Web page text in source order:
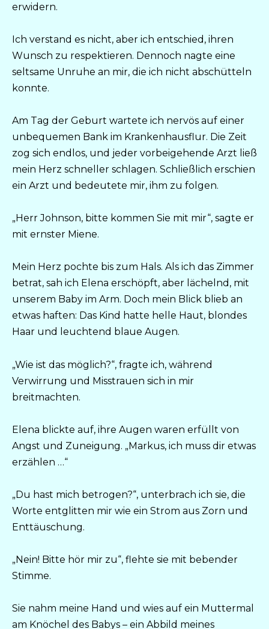
erwidern.
Ich verstand es nicht, aber ich entschied, ihren
Wunsch zu respektieren. Dennoch nagte eine
seltsame Unruhe an mir, die ich nicht abschütteln
konnte.
Am Tag der Geburt wartete ich nervös auf einer
unbequemen Bank im Krankenhausflur. Die Zeit
zog sich endlos, und jeder vorbeigehende Arzt ließ
mein Herz schneller schlagen. Schließlich erschien
ein Arzt und bedeutete mir, ihm zu folgen.
„Herr Johnson, bitte kommen Sie mit mir“, sagte er
mit ernster Miene.
Mein Herz pochte bis zum Hals. Als ich das Zimmer
betrat, sah ich Elena erschöpft, aber lächelnd, mit
unserem Baby im Arm. Doch mein Blick blieb an
etwas haften: Das Kind hatte helle Haut, blondes
Haar und leuchtend blaue Augen.
„Wie ist das möglich?“, fragte ich, während
Verwirrung und Misstrauen sich in mir
breitmachten.
Elena blickte auf, ihre Augen waren erfüllt von
Angst und Zuneigung. „Markus, ich muss dir etwas
erzählen …“
„Du hast mich betrogen?“, unterbrach ich sie, die
Worte entglitten mir wie ein Strom aus Zorn und
Enttäuschung.
„Nein! Bitte hör mir zu“, flehte sie mit bebender
Stimme.
Sie nahm meine Hand und wies auf ein Muttermal
am Knöchel des Babys – ein Abbild meines